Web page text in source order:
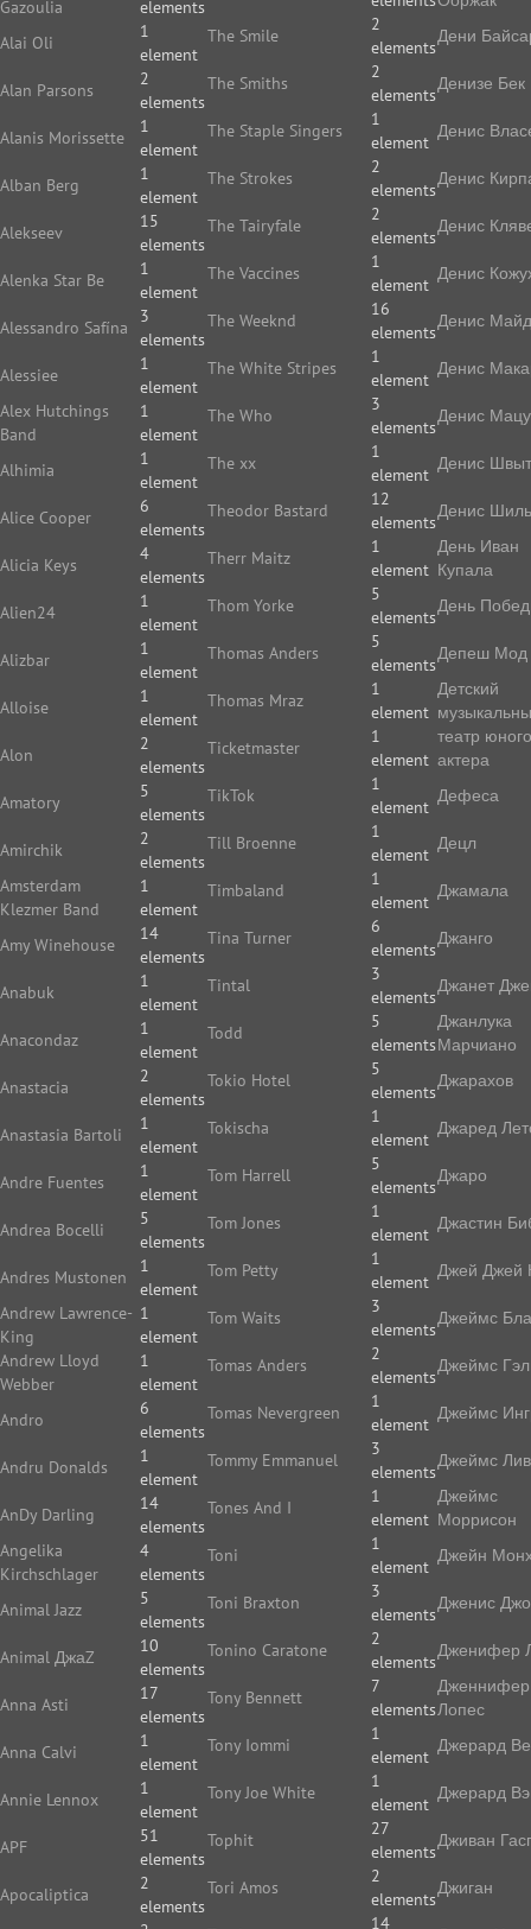
Gazoulia
elements
Alai Oli
1
element
Alan Parsons
2
elements
Alanis Morissette
1
element
Alban Berg
1
element
Alekseev
15
elements
Alenka Star Be
1
element
Alessandro Safína
3
elements
Alessiee
1
element
Alex Hutchings
Band
1
element
Alhimia
1
element
Alice Cooper
6
elements
Alicia Keys
4
elements
Alien24
1
element
Alizbar
1
element
Alloise
1
element
Alon
2
elements
Amatory
5
elements
Amirchik
2
elements
Amsterdam
Klezmer Band
1
element
Amy Winehouse
14
elements
Anabuk
1
element
Anacondaz
1
element
Anastacia
2
elements
Anastasia Bartoli
1
element
Andre Fuentes
1
element
Andrea Bocelli
5
elements
Andres Mustonen
1
element
Andrew Lawrence-
King
1
element
Andrew Lloyd
Webber
1
element
Andro
6
elements
Andru Donalds
1
element
AnDy Darling
14
elements
Angelika
Kirchschlager
4
elements
Animal Jazz
5
elements
Animal ДжаZ
10
elements
Anna Asti
17
elements
Anna Calvi
1
element
Annie Lennox
1
element
APF
51
elements
Apocaliptica
2
elements
The Smile
2
elements
The Smiths
2
elements
The Staple Singers
1
element
The Strokes
2
elements
The Tairyfale
2
elements
The Vaccines
1
element
The Weeknd
16
elements
The White Stripes
1
element
The Who
3
elements
The xx
1
element
Theodor Bastard
12
elements
Therr Maitz
1
element
Thom Yorke
5
elements
Thomas Anders
5
elements
Thomas Mraz
1
element
Ticketmaster
1
element
TikTok
1
element
Till Broenne
1
element
Timbaland
1
element
Tina Turner
6
elements
Tintal
3
elements
Todd
5
elements
Tokio Hotel
5
elements
Tokischa
1
element
Tom Harrell
5
elements
Tom Jones
1
element
Tom Petty
1
element
Tom Waits
3
elements
Tomas Anders
2
elements
Tomas Nevergreen
1
element
Tommy Emmanuel
3
elements
Tones And I
1
element
Toni
1
element
Toni Braxton
3
elements
Tonino Caratone
2
elements
Tony Bennett
7
elements
Tony Iommi
1
element
Tony Joe White
1
element
Tophit
27
elements
Tori Amos
2
elements
14
Дени
Денизе Бек
Денис
Денис
Денис
Денис
Денис
Денис
Денис
Денис
Денис
День Иван
Купала
День
Депеш Мод
Детский
театр юного
актера
Дефеса
Децл
Джамала
Джанго
Джанет
Джанлука
Марчиано
Джарахов
Джаред
Джаро
Джастин
Джей Джей
Джеймс
Джеймс
Джеймс
Джеймс
Джеймс
Моррисон
Джейн
Дженис
Дженифер
Дженнифер
Лопес
Джерард
Джерард
Дживан
Джиган